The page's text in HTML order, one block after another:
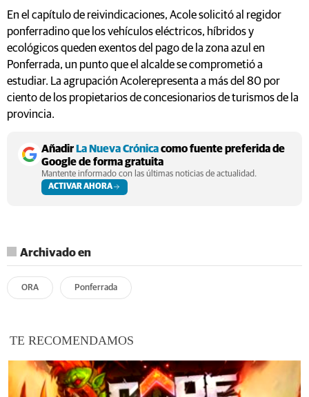
En el capítulo de reivindicaciones, Acole solicitó al regidor
ponferradino que los vehículos eléctricos, híbridos y
ecológicos queden exentos del pago de la zona azul en
Ponferrada, un punto que el alcalde se comprometió a
estudiar. La agrupación Acolerepresenta a más del 80 por
ciento de los propietarios de concesionarios de turismos de la
provincia.
AñadirLa Nueva Crónicacomo fuente preferida de
Google de forma gratuita
Mantente informado con las últimas noticias de actualidad.
ACTIVAR AHORA
Archivado en
ORA Ponferrada
TE RECOMENDAMOS